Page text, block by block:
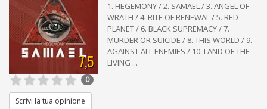
7,5
1. HEGEMONY / 2. SAMAEL / 3. ANGEL OF
WRATH / 4. RITE OF RENEWAL / 5. RED
PLANET / 6. BLACK SUPREMACY / 7.
MURDER OR SUICIDE / 8. THIS WORLD / 9.
AGAINST ALL ENEMIES / 10. LAND OF THE
LIVING ...
0
Scrivi la tua opinione